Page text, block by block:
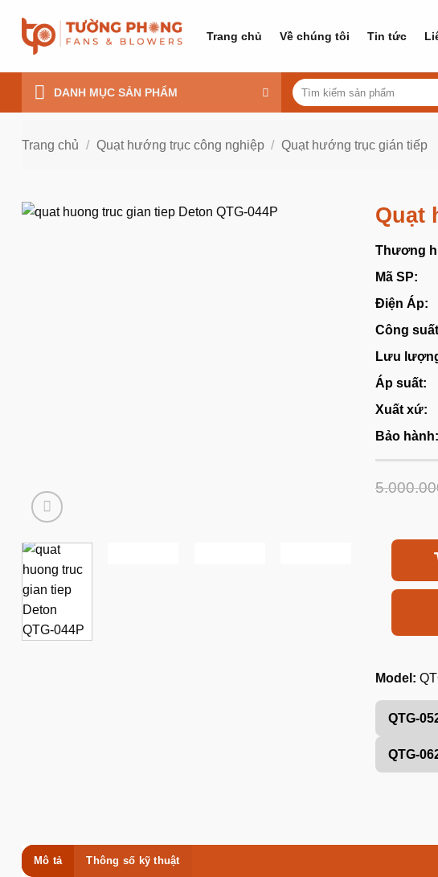
dung
Trang chủ Về chúng tôi Tin tức
DANH MỤC SẢN PHẨM
Tìm
kiếm:
Trang chủ / Quạt hướng trục công nghiệp / Quạt hướng trục gián tiếp
Quạt
Thương
Mã SP:
Điện Áp:
Công
Lưu
Áp suất:
Xuất xứ:
Bảo hành:
Model:
QTG-
QTG-
Mô tả Thông số kỹ thuật